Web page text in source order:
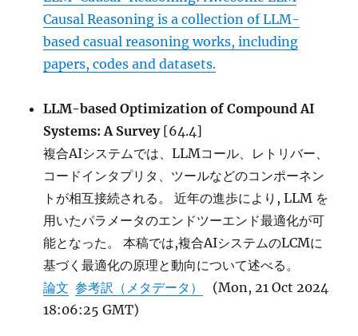
Causal Reasoning is a collection of LLM-
based casual reasoning works, including
papers, codes and datasets.
LLM-based Optimization of Compound AI
Systems: A Survey [64.4]
複合AIシステムでは、LLMコール、レトリバー、
コードインタプリタ、ツールなどのコンポーネン
トが相互接続される。 近年の進歩により, LLM を
用いたパラメータのエンドツーエンド最適化が可
能となった。 本稿では,複合AIシステムのLCMに
基づく最適化の原理と動向について述べる。
論文 参考訳（メタデータ）
(Mon, 21 Oct 2024
18:06:25 GMT)